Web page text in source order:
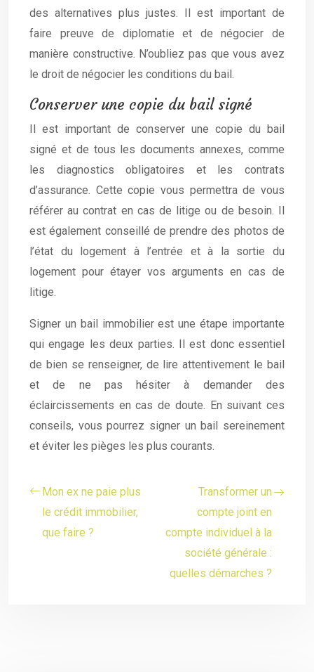
des alternatives plus justes. Il est important de
faire preuve de diplomatie et de négocier de
manière constructive. N’oubliez pas que vous avez
le droit de négocier les conditions du bail.
Conserver une copie du bail signé
Il est important de conserver une copie du bail
signé et de tous les documents annexes, comme
les diagnostics obligatoires et les contrats
d’assurance. Cette copie vous permettra de vous
référer au contrat en cas de litige ou de besoin. Il
est également conseillé de prendre des photos de
l’état du logement à l’entrée et à la sortie du
logement pour étayer vos arguments en cas de
litige.
Signer un bail immobilier est une étape importante
qui engage les deux parties. Il est donc essentiel
de bien se renseigner, de lire attentivement le bail
et de ne pas hésiter à demander des
éclaircissements en cas de doute. En suivant ces
conseils, vous pourrez signer un bail sereinement
et éviter les pièges les plus courants.
Mon ex ne paie plus
le crédit immobilier,
que faire ?
Transformer un
compte joint en
compte individuel à la
société générale :
quelles démarches ?